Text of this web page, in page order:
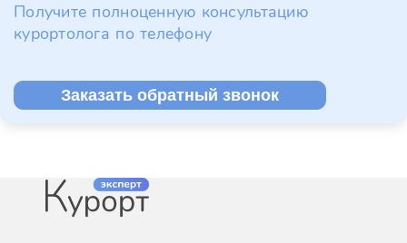
Получите полноценную консультацию
курортолога по телефону
Заказать обратный звонок